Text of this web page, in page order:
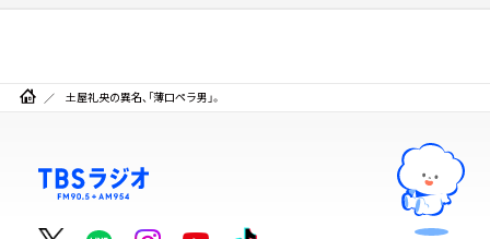
土屋礼央の異名、「薄口ペラ男」。